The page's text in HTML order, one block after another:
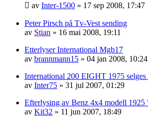
av Inter-1500 » 17 sep 2008, 17:47
Peter Pirsch på Tv-Vest sending
av Stian » 16 mai 2008, 19:11
Etterlyser International Mgb17
av brannmann15 » 04 jan 2008, 10:24
International 200 EIGHT 1975
av Inter75 » 31 jul 2007, 01:29
Efterlysing av Benz 4x4 modell 1925
av Kit32 » 11 jun 2007, 18:49